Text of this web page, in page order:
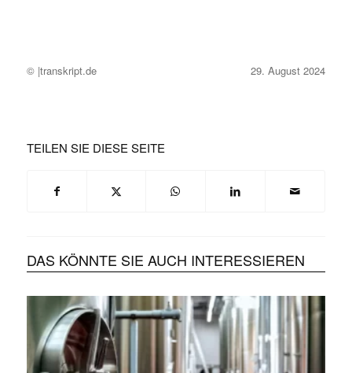
© |transkript.de 29. August 2024
TEILEN SIE DIESE SEITE
DAS KÖNNTE SIE AUCH INTERESSIEREN